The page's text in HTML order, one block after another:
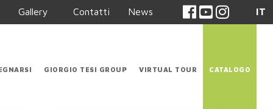
IT
News
Contatti
Gallery
GIORGIO TESI GROUP VIRTUAL TOUR CATALOGO